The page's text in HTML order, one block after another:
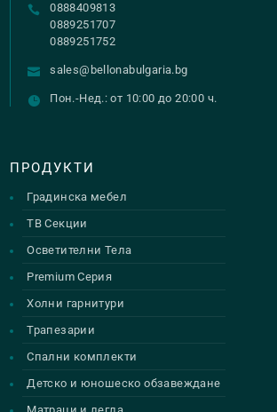
0888409813
0889251707
0889251752
sales@bellonabulgaria.bg
Пон.-Нед.: от 10:00 до 20:00 ч.
ПРОДУКТИ
Градинска мебел
ТВ Секции
Осветителни Тела
Premium Серия
Холни гарнитури
Трапезарии
Спални комплекти
Детско и юношеско обзавеждане